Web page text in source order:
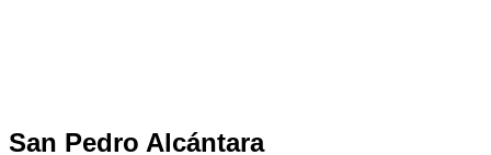
San Pedro Alcántara